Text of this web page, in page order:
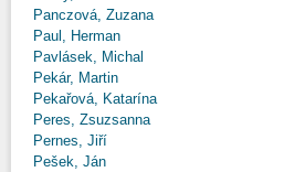
Panczová, Zuzana
Paul, Herman
Pavlásek, Michal
Pekár, Martin
Pekařová, Katarína
Peres, Zsuzsanna
Pernes, Jiří
Pešek, Ján